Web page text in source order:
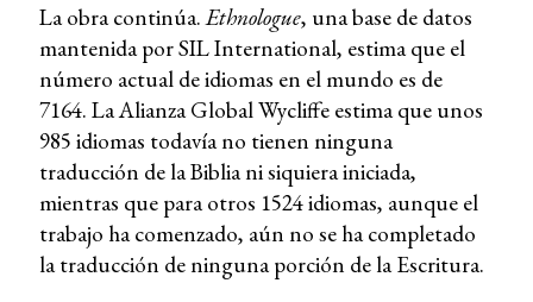
La obra continúa.Ethnologue, una base de datos
mantenida por SIL International, estima que el
número actual de idiomas en el mundo es de
7164. La Alianza Global Wycliffe estima que unos
985 idiomas todavía no tienen ninguna
traducción de la Biblia ni siquiera iniciada,
mientras que para otros 1524 idiomas, aunque el
trabajo ha comenzado, aún no se ha completado
la traducción de ninguna porción de la Escritura.